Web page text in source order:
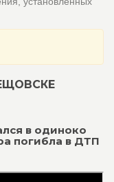
в одиноко
погибла в ДТП